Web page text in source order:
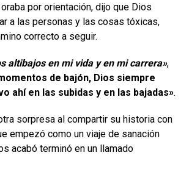
por orientación, dijo que Dios
a las personas y las cosas tóxicas,
correcto a seguir.
altibajos en mi vida y en mi carrera»,
de bajón, Dios siempre
ahí en las subidas y en las bajadas».
sorpresa al compartir su historia con
empezó como un viaje de sanación
acabó terminó en un llamado